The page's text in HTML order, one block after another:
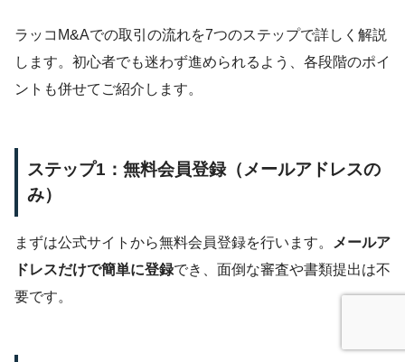
ラッコM&Aでの取引の流れを7つのステップで詳しく解説
します。初心者でも迷わず進められるよう、各段階のポイ
ントも併せてご紹介します。
ステップ1：無料会員登録（メールアドレスの
み）
まずは公式サイトから無料会員登録を行います。
メールア
ドレスだけで簡単に登録でき、面倒な審査や書類提出は不
要です。